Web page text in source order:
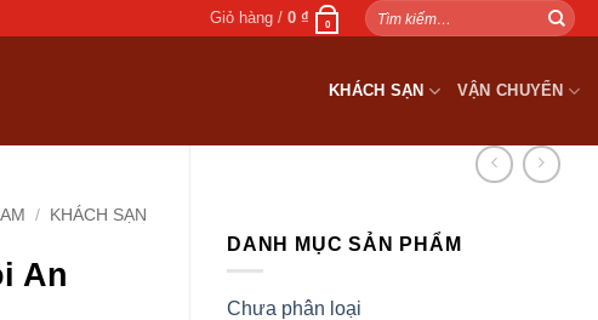
Giỏ hàng /0₫ 0
Tìm
kiếm:
KHÁCH SẠN VẬN CHUYỂN
DANH MỤC SẢN PHẨM
Chưa phân loại
/
KHÁCH SẠN
An